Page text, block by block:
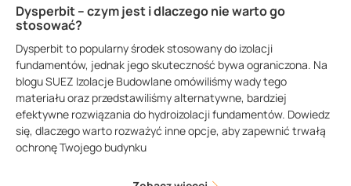
Dysperbit – czym jest i dlaczego nie warto go
stosować?
Dysperbit to popularny środek stosowany do izolacji
fundamentów, jednak jego skuteczność bywa ograniczona. Na
blogu SUEZ Izolacje Budowlane omówiliśmy wady tego
materiału oraz przedstawiliśmy alternatywne, bardziej
efektywne rozwiązania do hydroizolacji fundamentów. Dowiedz
się, dlaczego warto rozważyć inne opcje, aby zapewnić trwałą
ochronę Twojego budynku